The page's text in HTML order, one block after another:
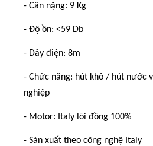
- Cân nặng: 9 Kg
- Độ ồn: <59 Db
- Dây điện: 8m
- Chức năng: hút khô / hút nước
nghiệp
- Motor: Italy lõi đồng 100%
- Sản xuất theo công nghệ Italy